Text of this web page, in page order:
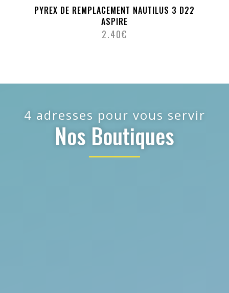
PYREX DE REMPLACEMENT NAUTILUS 3 D22
ASPIRE
2.40€
4 adresses pour vous servir
Nos Boutiques